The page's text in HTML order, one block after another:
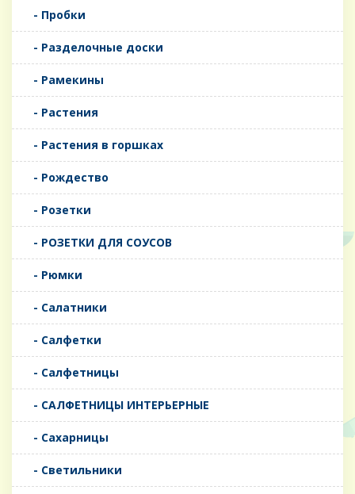
- Пробки
- Разделочные доски
- Рамекины
- Растения
- Растения в горшках
- Рождество
- Розетки
- РОЗЕТКИ ДЛЯ СОУСОВ
- Рюмки
- Салатники
- Салфетки
- Салфетницы
- САЛФЕТНИЦЫ ИНТЕРЬЕРНЫЕ
- Сахарницы
- Светильники